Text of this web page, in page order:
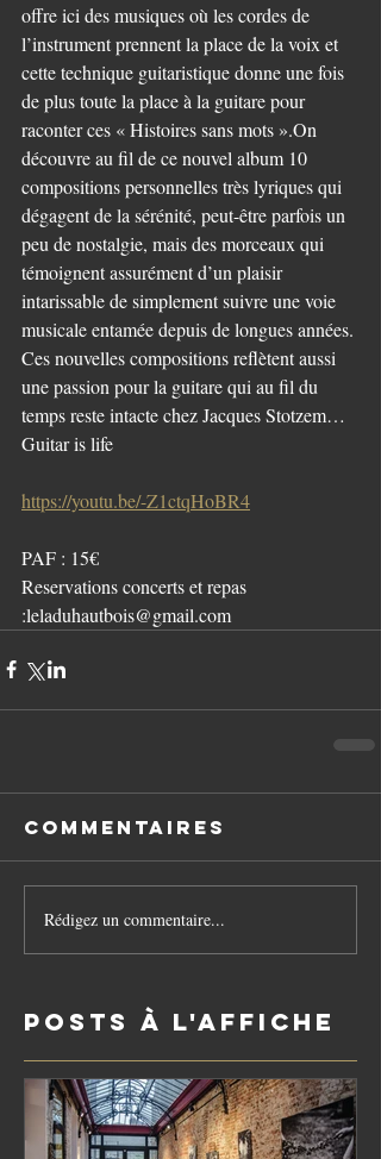
offre ici des musiques où les cordes de
l’instrument prennent la place de la voix et
cette technique guitaristique donne une fois
de plus toute la place à la guitare pour
raconter ces « Histoires sans mots ».On
découvre au fil de ce nouvel album 10
compositions personnelles très lyriques qui
dégagent de la sérénité, peut-être parfois un
peu de nostalgie, mais des morceaux qui
témoignent assurément d’un plaisir
intarissable de simplement suivre une voie
musicale entamée depuis de longues années.
Ces nouvelles compositions reflètent aussi
une passion pour la guitare qui au fil du
temps reste intacte chez Jacques Stotzem…
Guitar is life
https://youtu.be/-Z1ctqHoBR4
PAF : 15€
Reservations concerts et repas
:leladuhautbois@gmail.com
Commentaires
Rédigez un commentaire...
Posts à l'affiche